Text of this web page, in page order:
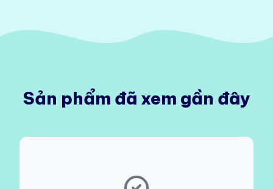
Sản phẩm đã xem gần đây